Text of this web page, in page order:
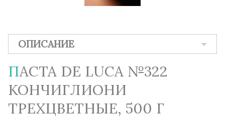
ОПИСАНИЕ
ПАСТА DE LUCA №322
КОНЧИГЛИОНИ
ТРЕХЦВЕТНЫЕ, 500 Г